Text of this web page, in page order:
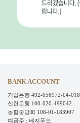
BANK ACCOUNT
기업은행 492-056972-04-018
신한은행 100-020-499042
농협중앙회 108-01-183907
예금주 : 베지푸드